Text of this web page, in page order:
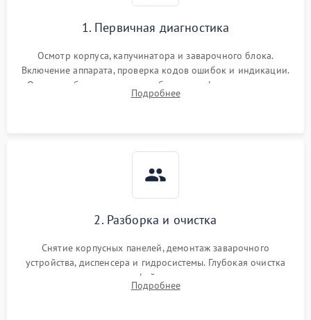
1. Первичная диагностика
Осмотр корпуса, капучинатора и заварочного блока.
Включение аппарата, проверка кодов ошибок и индикации.
Оценка работы помпы, термоблока и кофемолки на слух.
Измерение температуры и давления воды для выявления
Подробнее
2. Разборка и очистка
Снятие корпусных панелей, демонтаж заварочного
устройства, диспенсера и гидросистемы. Глубокая очистка
внутренних узлов от кофейных масел, жмыха и накипи.
Промывка дренажных каналов и фильтров с использованием
Подробнее